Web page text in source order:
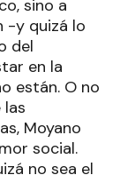
sino a
-y quizá lo
del
en la
están. O no
las
Moyano
social.
no sea el